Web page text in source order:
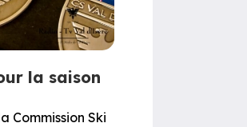
la saison
Commission Ski